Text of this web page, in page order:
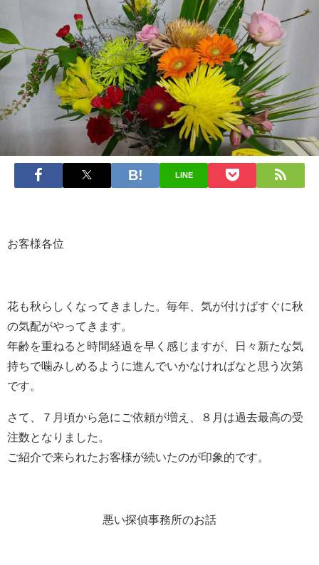
LINE
お客様各位
花も秋らしくなってきました。毎年、気が付けばすぐに秋
の気配がやってきます。
年齢を重ねると時間経過を早く感じますが、日々新たな気
持ちで噛みしめるように進んでいかなければなと思う次第
です。
さて、７月頃から急にご依頼が増え、８月は過去最高の受
注数となりました。
ご紹介で来られたお客様が続いたのが印象的です。
悪い探偵事務所のお話